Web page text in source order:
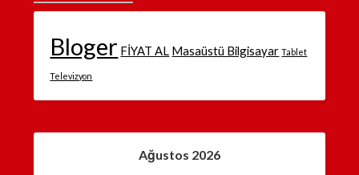
Bloger FİYAT AL Masaüstü Bilgisayar Tablet
Televizyon
Ağustos 2026